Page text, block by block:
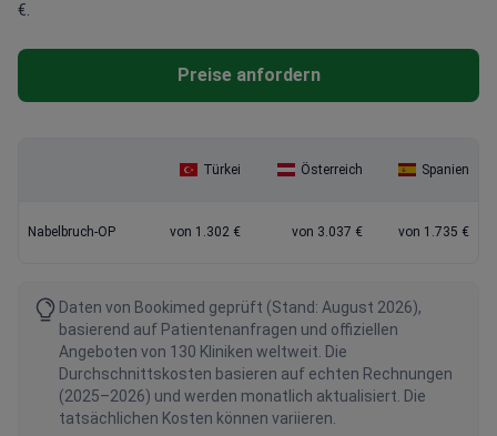
€.
Preise anfordern
Türkei Österreich Spanien
Nabelbruch-OP von 1.302 € von 3.037 € von 1.735 €
Daten von Bookimed geprüft (Stand: August 2026),
basierend auf Patientenanfragen und offiziellen
Angeboten von 130 Kliniken weltweit. Die
Durchschnittskosten basieren auf echten Rechnungen
(2025–2026) und werden monatlich aktualisiert. Die
tatsächlichen Kosten können variieren.